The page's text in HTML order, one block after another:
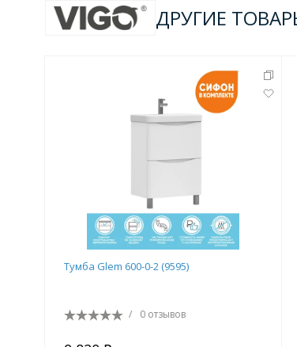
ДРУГИЕ
Тумба Glem 600-0-2 (9595)
/ 0 отзывов